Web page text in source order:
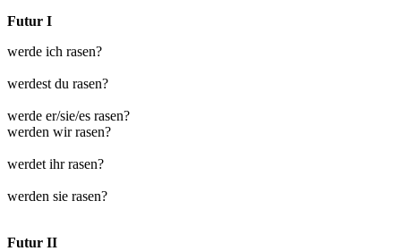
Futur I
werde ich rasen?
werdest du rasen?
werde er/sie/es rasen?
werden wir rasen?
werdet ihr rasen?
werden sie rasen?
Futur II